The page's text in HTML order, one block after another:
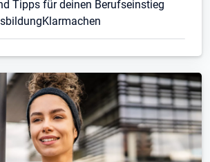
Tipps für deinen Berufseinstieg